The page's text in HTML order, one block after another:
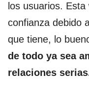
los usuarios.
confianza debido
que tiene, lo
de todo ya sea
relaciones